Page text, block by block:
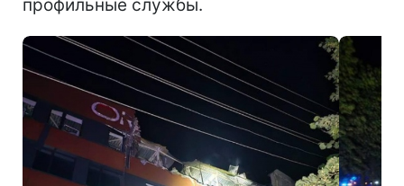
профильные службы.